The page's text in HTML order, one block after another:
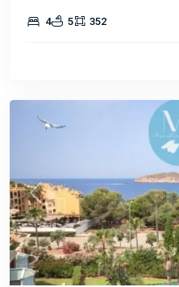
4 5 352
Poprzedni